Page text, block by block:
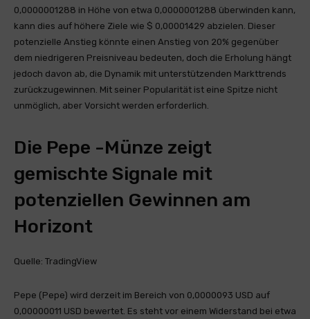
0,0000001288 in Höhe von etwa 0,0000001288 überwinden kann,
kann dies auf höhere Ziele wie $ 0,00001429 abzielen. Dieser
potenzielle Anstieg könnte einen Anstieg von 20% gegenüber
dem niedrigeren Preisniveau bedeuten, doch die Erholung hängt
jedoch davon ab, die Dynamik mit unterstützenden Markttrends
zurückzugewinnen. Mit seiner Popularität ist eine Spitze nicht
unmöglich, aber Vorsicht werden erforderlich.
Die Pepe -Münze zeigt
gemischte Signale mit
potenziellen Gewinnen am
Horizont
Quelle: TradingView
Pepe (Pepe) wird derzeit im Bereich von 0,0000093 USD auf
0,00000011 USD bewertet. Es steht vor einem Widerstand bei etwa